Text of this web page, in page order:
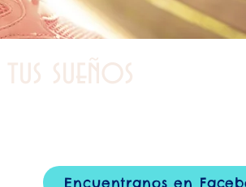
Encuentranos en
sueños